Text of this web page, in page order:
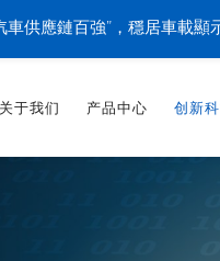
关于我们 产品中心 创新
供應鏈百強”，穩居車載顯